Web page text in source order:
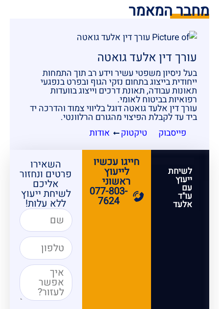
מחבר המאמר
עורך דין אלעד גואטה
בעל ניסיון משפטי עשיר וידע רב תוך התמחות
ייחודית בייצוג בתחום נזקי הגוף ובפרט בנפגעי
תאונות עבודה, תאונת דרכים וייצוג בוועדות
רפואיות בביטוח לאומי.
עורך דין אלעד גואטה דוגל בליווי צמוד והדרכה יד
ביד עד לקבלת הפיצוי מהגורם הרלוונטי.
פייסבוק
טיקטוק אודות
לשיחת
ייעוץ
עם
עו"ד
אלעד
חייגו עכשיו
לייעוץ
ראשוני
077-803-
7624
השאירו
פרטים ונחזור
אליכם
לשיחת ייעוץ
ללא עלות!